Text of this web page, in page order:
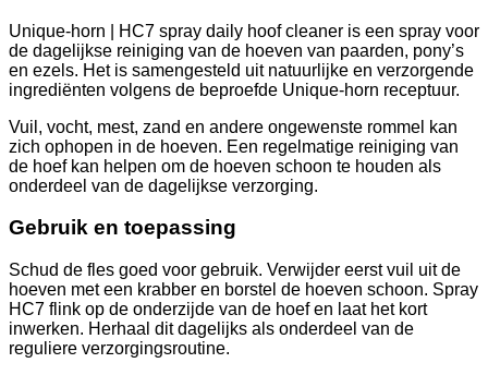
Unique-horn | HC7 spray daily hoof cleaner is een spray voor
de dagelijkse reiniging van de hoeven van paarden, pony’s
en ezels. Het is samengesteld uit natuurlijke en verzorgende
ingrediënten volgens de beproefde Unique-horn receptuur.
Vuil, vocht, mest, zand en andere ongewenste rommel kan
zich ophopen in de hoeven. Een regelmatige reiniging van
de hoef kan helpen om de hoeven schoon te houden als
onderdeel van de dagelijkse verzorging.
Gebruik en toepassing
Schud de fles goed voor gebruik. Verwijder eerst vuil uit de
hoeven met een krabber en borstel de hoeven schoon. Spray
HC7 flink op de onderzijde van de hoef en laat het kort
inwerken. Herhaal dit dagelijks als onderdeel van de
reguliere verzorgingsroutine.